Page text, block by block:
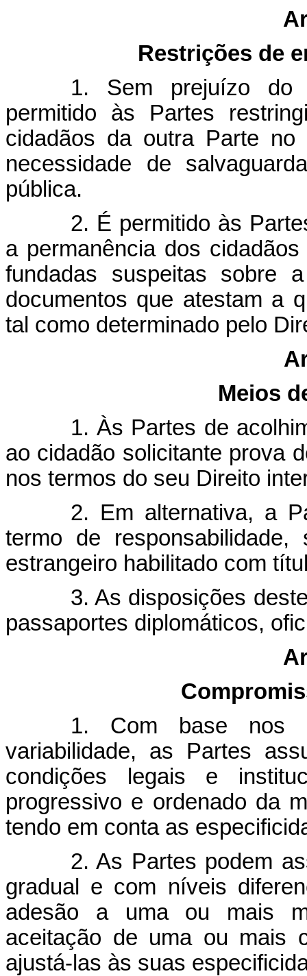
Restrições de
1. Sem prejuízo do
permitido às Partes
cidadãos da outra Parte
necessidade de
pública.
2. É permitido às
a permanência dos
fundadas suspeitas sobre
documentos que atestam a
tal como determinado pelo
Meios
1. Às Partes de
ao cidadão solicitante prova
nos termos do seu Direito
2. Em alternativa, a
termo de
estrangeiro habilitado com
3. As disposições
passaportes diplomáticos,
1. Com base nos
variabilidade, as Partes
condições legais e
progressivo e ordenado da
tendo em conta as
2. As Partes podem
gradual e com níveis
adesão a uma ou mais
aceitação de uma ou mais
ajustá-las às suas